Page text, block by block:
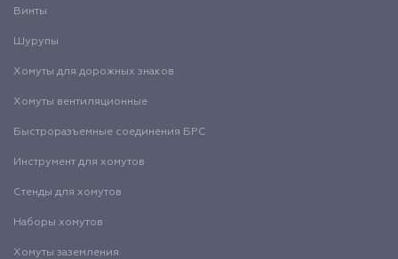
Винты
Шурупы
Хомуты для дорожных знаков
Хомуты вентиляционные
Быстроразъемные соединения БРС
Инструмент для хомутов
Стенды для хомутов
Наборы хомутов
Хомуты заземления